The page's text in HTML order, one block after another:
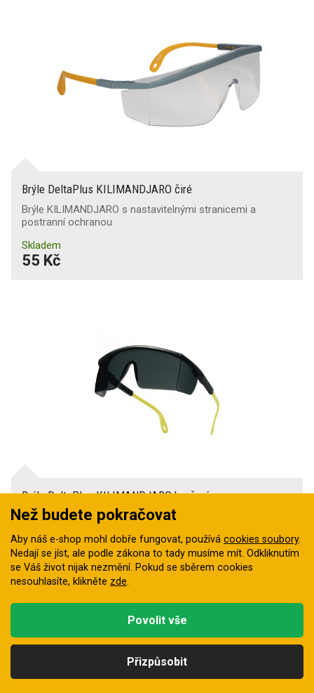
Brýle DeltaPlus KILIMANDJARO čiré
Brýle KILIMANDJARO s nastavitelnými stranicemi a
postranní ochranou
Skladem
55 Kč
Brýle DeltaPlus KILIMANDJARO kouřové
Brýle KILIMANDJARO s nastavitelnými stranicemi a
Skladem
55 Kč
Než budete pokračovat
Aby náš e-shop mohl dobře fungovat, používá cookies soubory.
Nedají se jíst, ale podle zákona to tady musíme mít. Odkliknutím
se Váš život nijak nezmění. Pokud se sběrem cookies
nesouhlasíte, klikněte zde.
Přizpůsobit
Povolit vše